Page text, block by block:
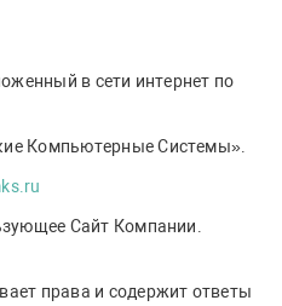
в сети интернет по
Компьютерные Системы».
Cайт Компании.
права и содержит ответы